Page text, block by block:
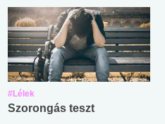
#Lélek
Szorongás teszt